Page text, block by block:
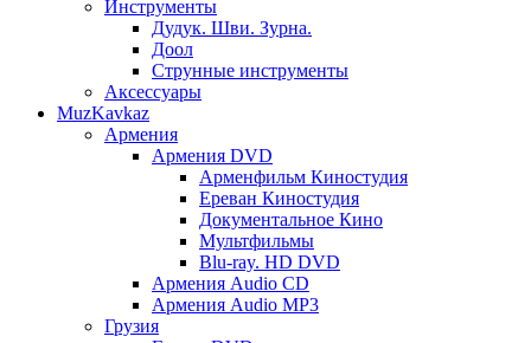
Инструменты
Дудук. Шви. Зурна.
Доол
Струнные инструменты
Аксессуары
MuzKavkaz
Армения
Армения DVD
Арменфильм Киностудия
Ереван Киностудия
Документальное Кино
Мультфильмы
Blu-ray. HD DVD
Армения Audio CD
Армения Audio MP3
Грузия